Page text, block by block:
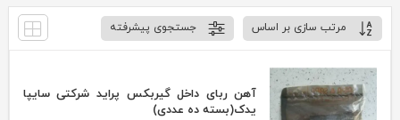
مرتب سازی بر اساس جستجوی پیشرفته
آهن ربای داخل گیربکس پراید شرکتی سایپا
یدک(بسته ده عددی)